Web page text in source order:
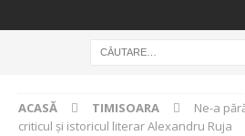
ACASĂ TIMISOARA
Ne-a
criticul și istoricul literar Alexandru Ruja